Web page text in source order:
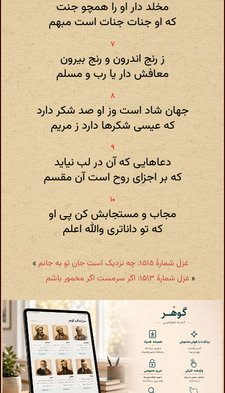
مخلد دار او را همچو جنت
که او جنات جنات است مبهم
ز رنج اندرون و رنج بیرون
معافش دار یا رب و مسلم
جهان شاد است وز او صد شکر دارد
که عیسی شکرها دارد ز مریم
دعاهایی که آن در لب نیاید
که بر اجزای روح است آن مقسم
مجاب و مستجابش کن پی او
که تو داناتری والله اعلم
غزل شمارهٔ ۱۵۱۵: چه نزدیک است جان تو به جانم
»
« غزل شمارهٔ ۱۵۱۳: اگر سرمست اگر مخمور باشم